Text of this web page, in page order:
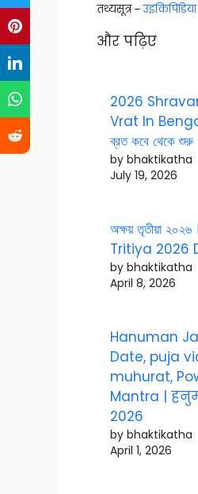
तथ्यसूत्र –उइकिपिडिया
और पढ़िए
2026
Vrat In Bengali
ব্রত কবে থেকে শুরু
by bhaktikatha
July 19, 2026
অক্ষয় তৃতীয়া
Tritiya 2026
by bhaktikatha
April 8, 2026
Hanuman
Date, puja
muhurat,
Mantra |
2026
by bhaktikatha
April 1, 2026